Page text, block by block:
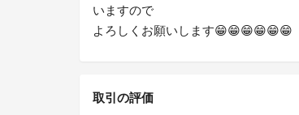
いますので
よろしくお願いします😁😁😁😁😁😁
取引の評価